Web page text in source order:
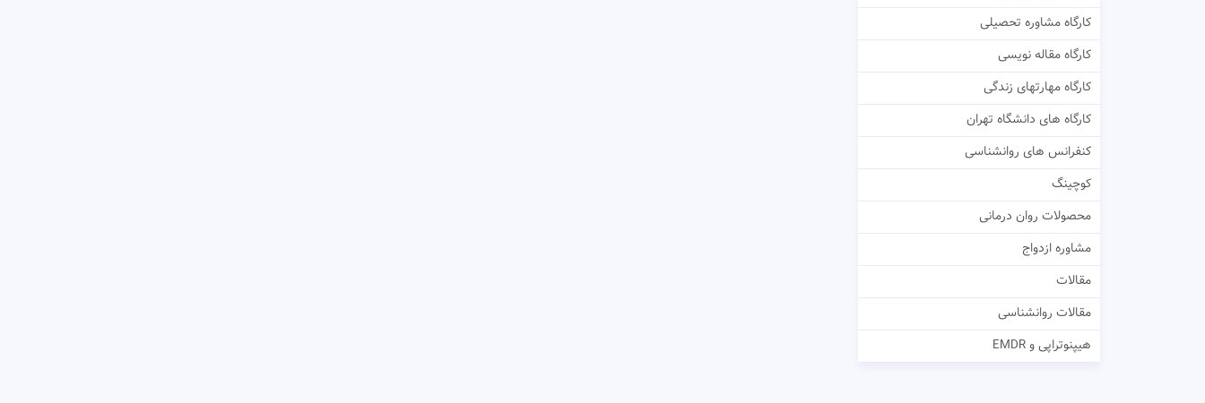
کارگاه مشاوره تحصیلی
کارگاه مقاله نویسی
کارگاه مهارتهای زندگی
کارگاه های دانشگاه تهران
کنفرانس های روانشناسی
کوچینگ
محصولات روان درمانی
مشاوره ازدواج
مقالات
مقالات روانشناسی
هیپنوتراپی و EMDR